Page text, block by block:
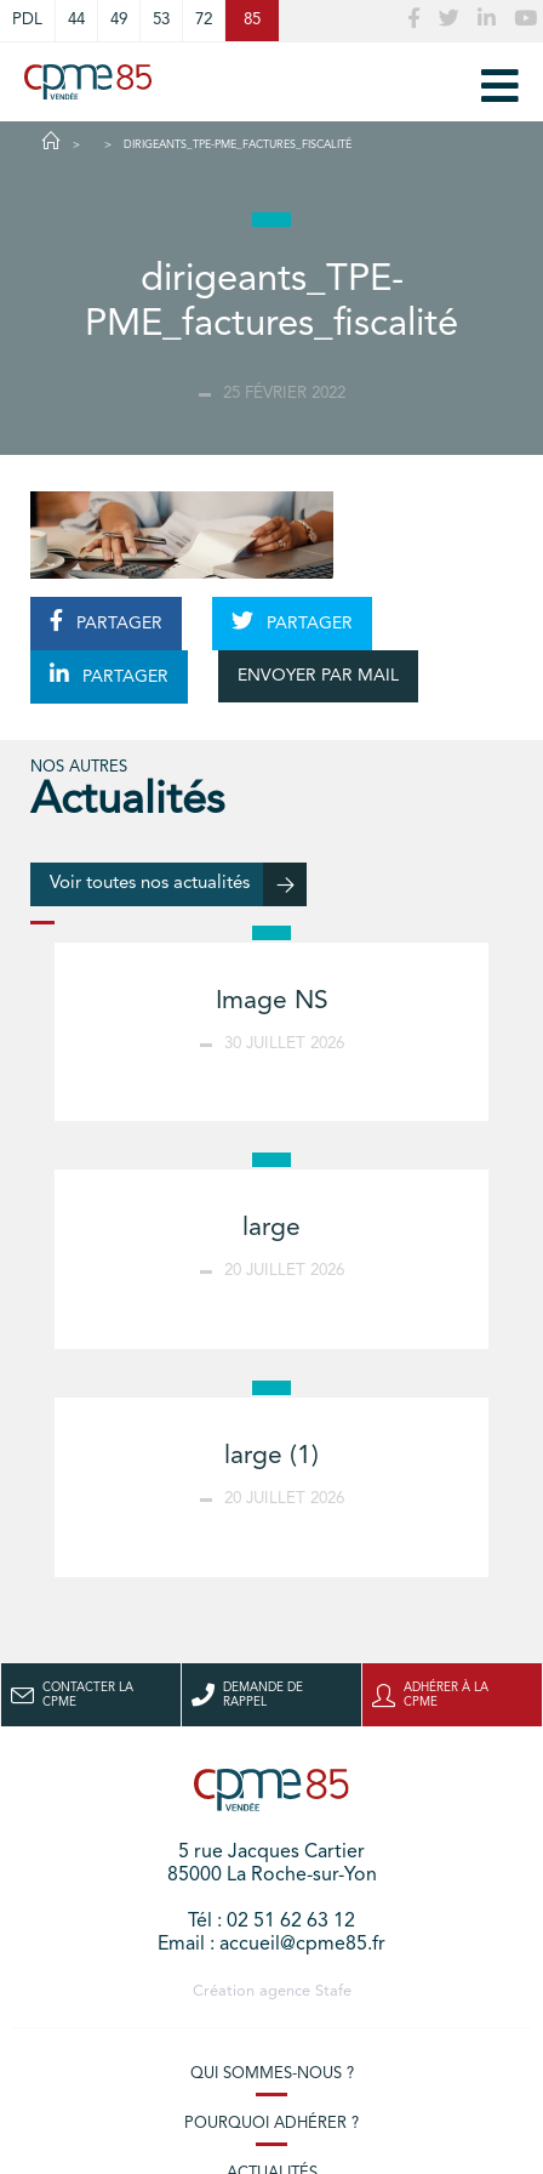
PDL 44 49 53 72 85
DIRIGEANTS_TPE-PME_FACTURES_FISCALITÉ
dirigeants_TPE-
PME_factures_fiscalité
25 FÉVRIER 2022
PARTAGER PARTAGER
PARTAGER ENVOYER PAR MAIL
NOS AUTRES
Actualités
Voir toutes nos actualités
Image NS
30 JUILLET 2026
large
20 JUILLET 2026
large (1)
20 JUILLET 2026
CONTACTER LA
CPME
DEMANDE DE
RAPPEL
ADHÉRER À LA
CPME
5 rue Jacques Cartier
85000 La Roche-sur-Yon
Tél : 02 51 62 63 12
Email : accueil@cpme85.fr
Création agence Stafe
QUI SOMMES-NOUS ?
POURQUOI ADHÉRER ?
Cookies management panel